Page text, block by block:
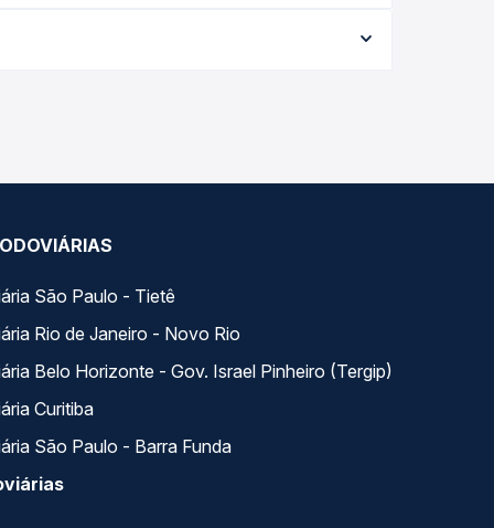
garante a melhor oferta para o seu roteiro.
São Paulo - Tietê
Rio de Janeiro - Novo Rio
Belo Horizonte - Gov. Israel Pinheiro (Tergip)
Curitiba
São Paulo - Barra Funda